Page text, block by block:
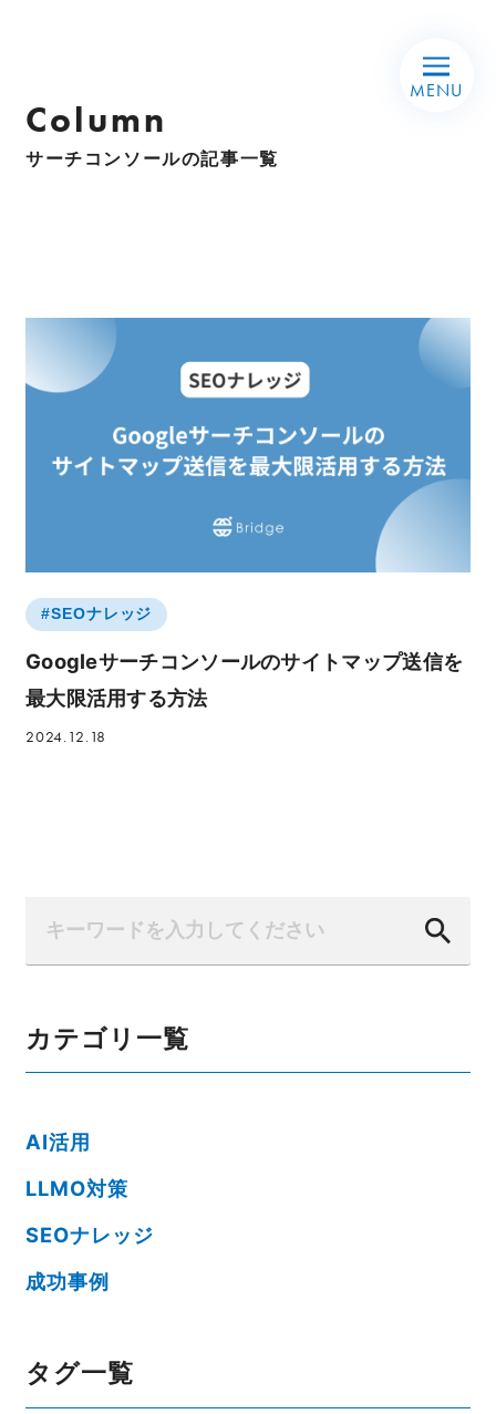
Column
サーチコンソールの記事一覧
#SEOナレッジ
Googleサーチコンソールのサイトマップ送信を
最大限活用する方法
2024.12.18
カテゴリ一覧
AI活用
LLMO対策
SEOナレッジ
成功事例
タグ一覧